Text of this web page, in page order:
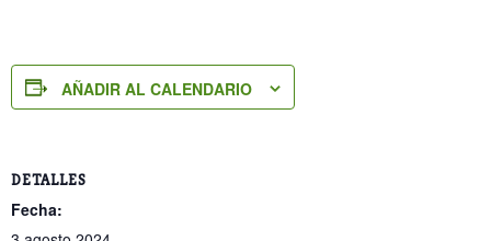
AÑADIR AL CALENDARIO
DETALLES
Fecha: